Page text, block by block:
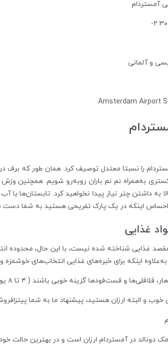
و آلمانی
را نسبتا معتدل توصیف کرد. همان طور که برف
به‌همراه نم نم باران روبه‌رو شویم. همچنین
به داشتن چتر نیاز پیدا نخواهید کرد.
احساس اینکه در یک پارک تفریحی هستید به شما دست
غذایی
غذایی شناخته شده نیست، با این حال،
اینکه برای خبره‌های غذایی انتخاب‌های
گزینه‌ خوبی باشند ( ۴ تا ۸ یورو)، همچنین رستوران‌های نشستنی هم هستند که کمی گران‌تر می‌شوند. (۵ تا ۱۵ یورو)
و البته ارزان هستید، پیشنهاد ما به شما پیتزافروشی‌ها
در آمستردام ارزان است و در بهترین حالت خود معمولا بیشتر از ۳